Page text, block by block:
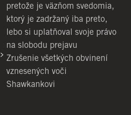
pretože je väzňom svedomia,
ktorý je zadržaný iba preto,
lebo si uplatňoval svoje právo
na slobodu prejavu
Zrušenie všetkých obvinení
vznesených voči
Shawkankovi